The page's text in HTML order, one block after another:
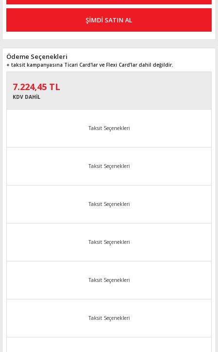
ŞİMDİ SATIN AL
Ödeme Seçenekleri
+ taksit kampanyasına Ticari Card'lar ve Flexi Card’lar dahil değildir.
7.224,45 TL
KDV DAHİL
Taksit Seçenekleri
Taksit Seçenekleri
Taksit Seçenekleri
Taksit Seçenekleri
Taksit Seçenekleri
Taksit Seçenekleri